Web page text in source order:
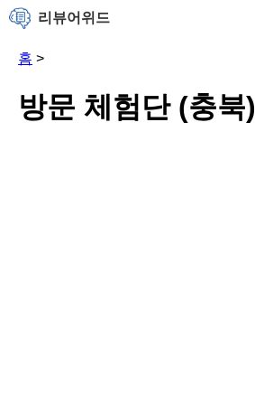
리뷰어위드
홈 >
방문 체험단 (충북)